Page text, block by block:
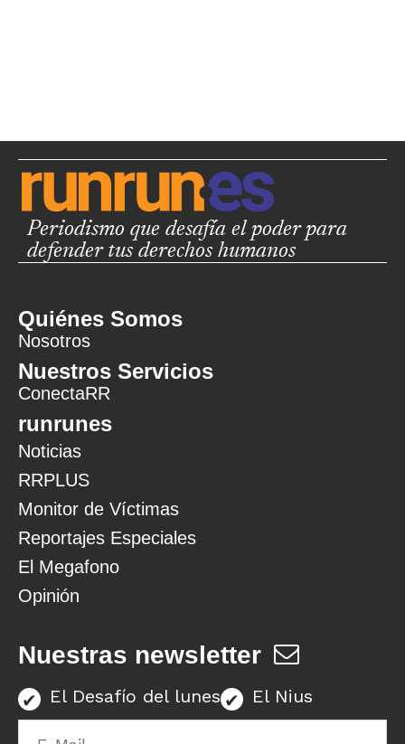
Periodismo que desafía el poder para
defender tus derechos humanos
Quiénes Somos
Nosotros
Nuestros Servicios
ConectaRR
runrunes
Noticias
RRPLUS
Monitor de Víctimas
Reportajes Especiales
El Megafono
Opinión
Nuestras newsletter
El Desafío del lunes El Nius